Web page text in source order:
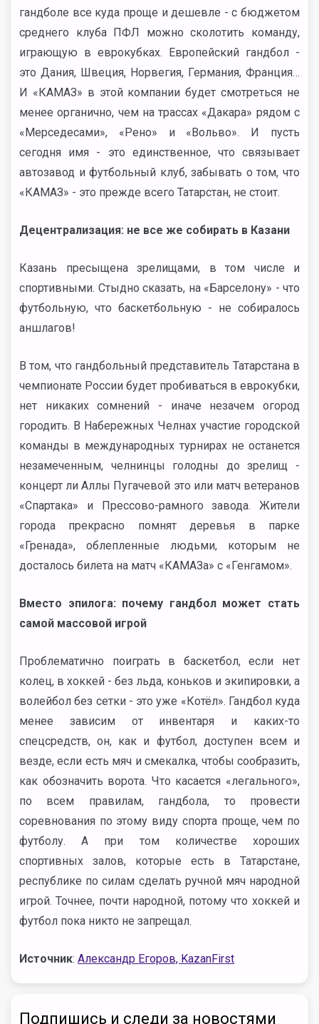
гандболе все куда проще и дешевле - с бюджетом
среднего клуба ПФЛ можно сколотить команду,
играющую в еврокубках. Европейский гандбол -
это Дания, Швеция, Норвегия, Германия, Франция…
И «КАМАЗ» в этой компании будет смотреться не
менее органично, чем на трассах «Дакара» рядом с
«Мерседесами», «Рено» и «Вольво». И пусть
сегодня имя - это единственное, что связывает
автозавод и футбольный клуб, забывать о том, что
«КАМАЗ» - это прежде всего Татарстан, не стоит.
Децентрализация: не все же собирать в Казани
Казань пресыщена зрелищами, в том числе и
спортивными. Стыдно сказать, на «Барселону» - что
футбольную, что баскетбольную - не собиралось
аншлагов!
В том, что гандбольный представитель Татарстана в
чемпионате России будет пробиваться в еврокубки,
нет никаких сомнений - иначе незачем огород
городить. В Набережных Челнах участие городской
команды в международных турнирах не останется
незамеченным, челнинцы голодны до зрелищ -
концерт ли Аллы Пугачевой это или матч ветеранов
«Спартака» и Прессово-рамного завода. Жители
города прекрасно помнят деревья в парке
«Гренада», облепленные людьми, которым не
досталось билета на матч «КАМАЗа» с «Генгамом».
Вместо эпилога: почему гандбол может стать
самой массовой игрой
Проблематично поиграть в баскетбол, если нет
колец, в хоккей - без льда, коньков и экипировки, а
волейбол без сетки - это уже «Котёл». Гандбол куда
менее зависим от инвентаря и каких-то
спецсредств, он, как и футбол, доступен всем и
везде, если есть мяч и смекалка, чтобы сообразить,
как обозначить ворота. Что касается «легального»,
по всем правилам, гандбола, то провести
соревнования по этому виду спорта проще, чем по
футболу. А при том количестве хороших
спортивных залов, которые есть в Татарстане,
республике по силам сделать ручной мяч народной
игрой. Точнее, почти народной, потому что хоккей и
футбол пока никто не запрещал.
Источник: Александр Егоров, KazanFirst
Подпишись и следи за новостями